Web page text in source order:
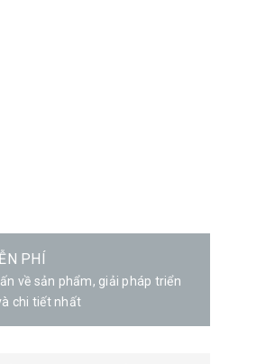
PHÍ
về sản phẩm, giải pháp triển
chi tiết nhất